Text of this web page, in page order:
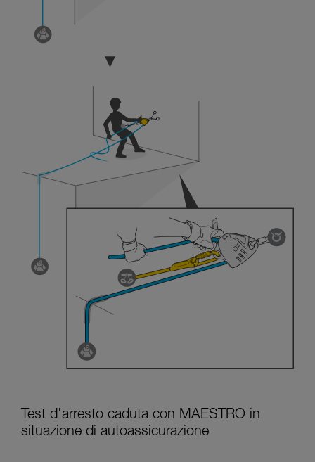
Test d'arresto caduta con MAESTRO in
situazione di autoassicurazione